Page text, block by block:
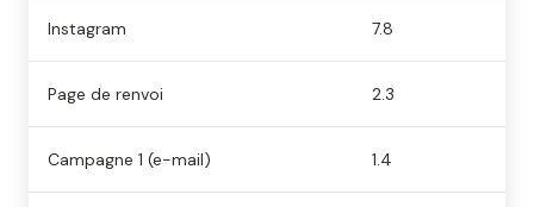
Instagram 7.8
Page de renvoi 2.3
Campagne 1 (e-mail) 1.4